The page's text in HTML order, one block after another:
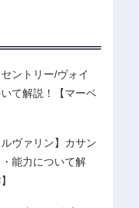
ントリー/ヴォイ
て解説！【マーベ
ヴァリン】カサン
能力について解